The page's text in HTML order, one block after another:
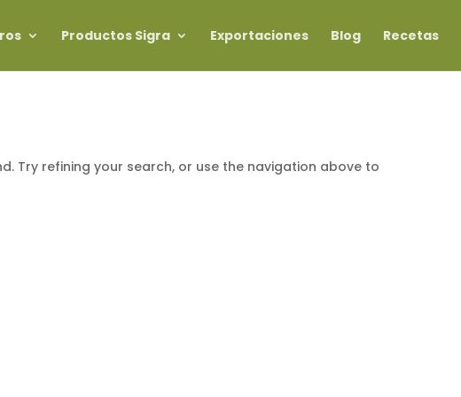
Productos Sigra Exportaciones Blog Recetas
Try refining your search, or use the navigation above to